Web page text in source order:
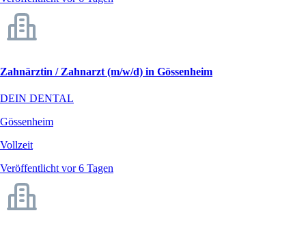
Zahnärztin / Zahnarzt (m/w/d) in Gössenheim
DEIN DENTAL
Gössenheim
Vollzeit
Veröffentlicht vor 6 Tagen